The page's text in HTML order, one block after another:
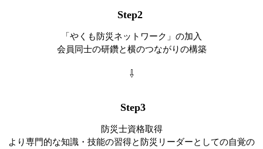
Step2
「やくも防災ネットワーク」の加入
会員同士の研鑽と横のつながりの構築
⇩
Step3
防災士資格取得
より専門的な知識・技能の習得と防災リーダーとしての自覚の